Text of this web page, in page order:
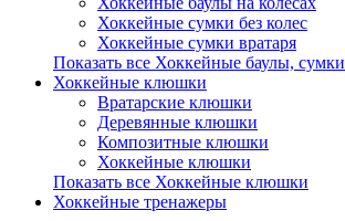
Хоккейные сумки без колес
Хоккейные сумки вратаря
Показать все Хоккейные баулы, сумки
Хоккейные клюшки
Вратарские клюшки
Деревянные клюшки
Композитные клюшки
Хоккейные клюшки
Показать все Хоккейные клюшки
Хоккейные тренажеры